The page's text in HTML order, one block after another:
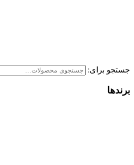
جستجو برای:
برندها